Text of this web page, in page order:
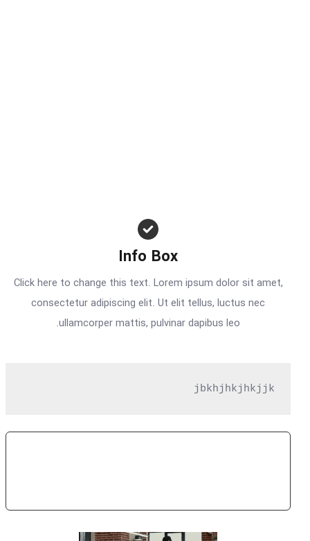
Info Box
Click here to change this text. Lorem ipsum dolor sit amet,
consectetur adipiscing elit. Ut elit tellus, luctus nec
ullamcorper mattis, pulvinar dapibus leo.
jbkhjhkjhkjjk